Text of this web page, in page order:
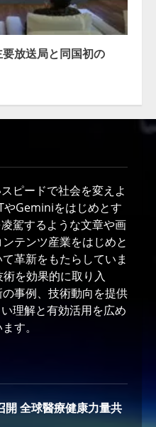
放送局と同国初の
ピードで社会を変えよ
やGeminiをはじめとす
駕するような文章や画
テンツ産業をはじめと
革新をもたらしていま
を効果的に取り入
事例、技術動向を提供
理解と有効活用を広め
す。
開 全球醫療健康力量共